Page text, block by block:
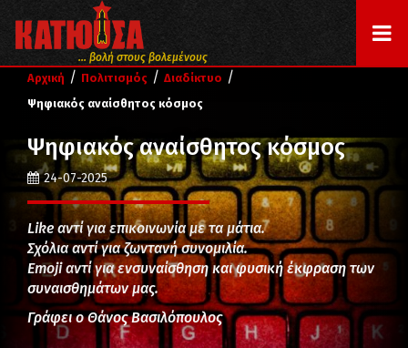
... βολή στους βολεμένους
Αρχική / Πολιτισμός / Διαδίκτυο /
Ψηφιακός αναίσθητος κόσμος
Ψηφιακός αναίσθητος κόσμος
24-07-2025
Like αντί για επικοινωνία με τα μάτια.
Σχόλια αντί για ζωντανή συνομιλία.
Emoji αντί για ενσυναίσθηση και φυσική έκφραση των
συναισθημάτων μας.
Γράφει ο Θάνος Βασιλόπουλος